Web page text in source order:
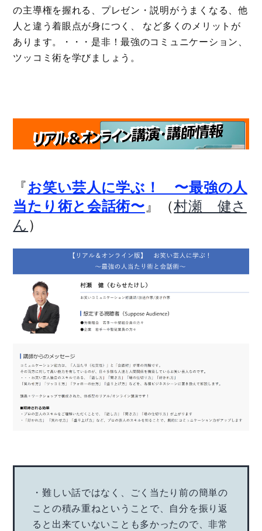
の主導権を握れる、プレゼン・説明がうまくなる、他
人と違う着眼点が身につく、 など多くのメリットが
あります。・・・是非！最強のコミュニケーション、
ツッコミ術を学びましょう。
『お笑い芸人に学ぶ！ 〜最強の人
当たり術と会話術〜 』（村瀬 健さ
ん ）
・難しい話ではなく、ごく当たり前の簡単の
ことの積み重ねということで、自分を振り返
ると出来ていないことも多かったので、非常